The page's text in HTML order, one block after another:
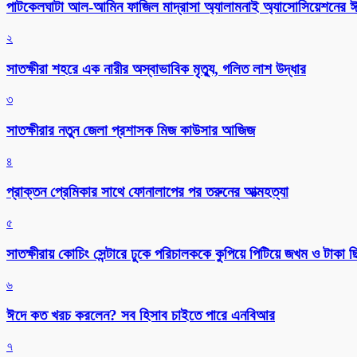
পাটকেলঘাটা আল-আমিন ফাজিল মাদ্রাসা অ্যালামনাই অ্যাসোসিয়েশনের
২
সাতক্ষীরা শহরে এক নারীর অস্বাভাবিক মৃত্যু, গলিত লাশ উদ্ধার
৩
সাতক্ষীরার নতুন জেলা প্রশাসক মিজ কাউসার আজিজ
৪
প্রাক্তন প্রেমিকার সাথে ফোনালাপের পর তরুনের আত্মহত্যা
৫
সাতক্ষীরায় কোচিং সেন্টারে ঢুকে পরিচালককে কুপিয়ে পিটিয়ে জখম ও টাকা
৬
ঈদে কত খরচ করলেন? সব হিসাব চাইতে পারে এনবিআর
৭